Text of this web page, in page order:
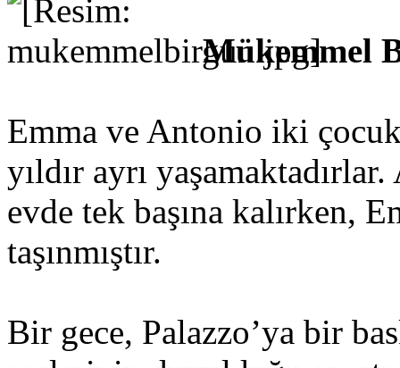
Mükemmel
Emma ve Antonio iki
yıldır ayrı
evde tek başına kalırken,
taşınmıştır.
Bir gece, Palazzo’ya bir